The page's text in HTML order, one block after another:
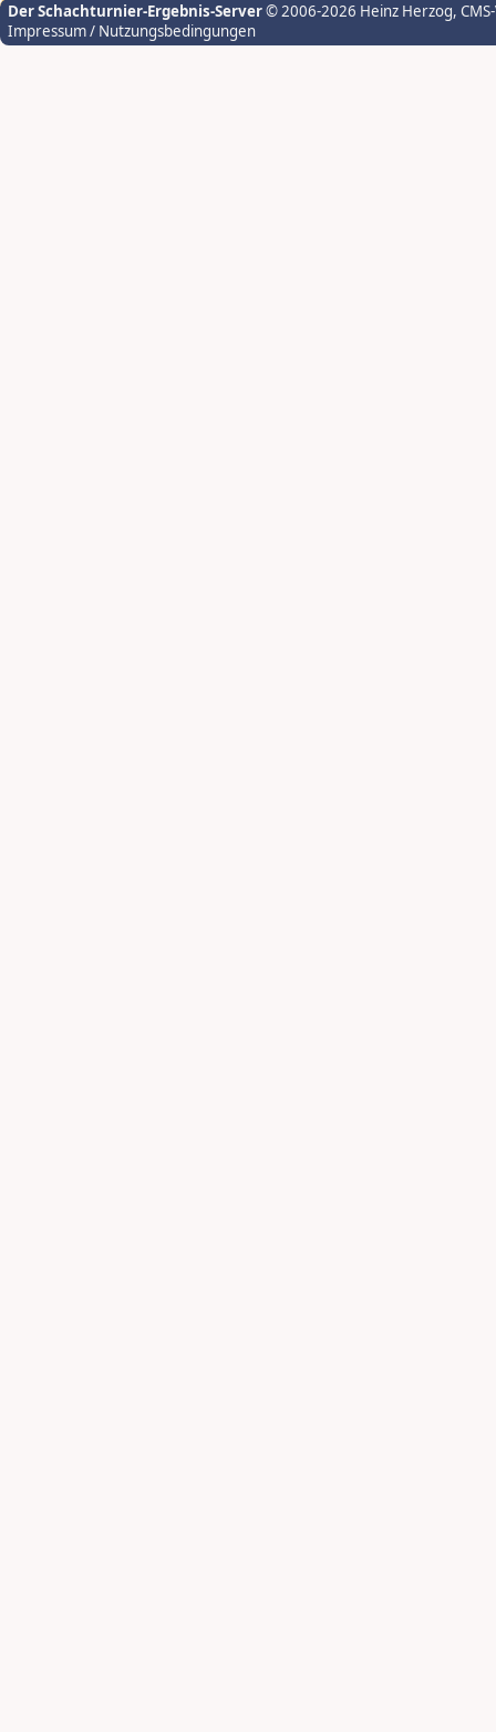
Der Schachturnier-Ergebnis-Server© 2006-2026 Heinz Herzog,
Impressum / Nutzungsbedingungen